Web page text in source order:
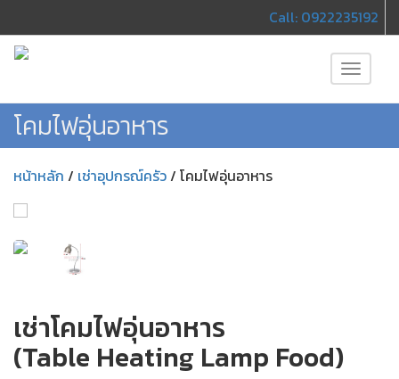
Call: 0922235192
Toggle
โคมไฟอุ่นอาหาร
หน้าหลัก / เช่าอุปกรณ์ครัว/ โคมไฟอุ่นอาหาร
เช่าโคมไฟอุ่นอาหาร
(Table Heating Lamp Food)